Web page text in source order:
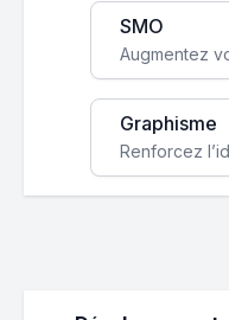
SMO
Graphisme